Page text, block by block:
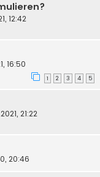
12:42
16:50
1 2 3 4 5
21:22
20:46